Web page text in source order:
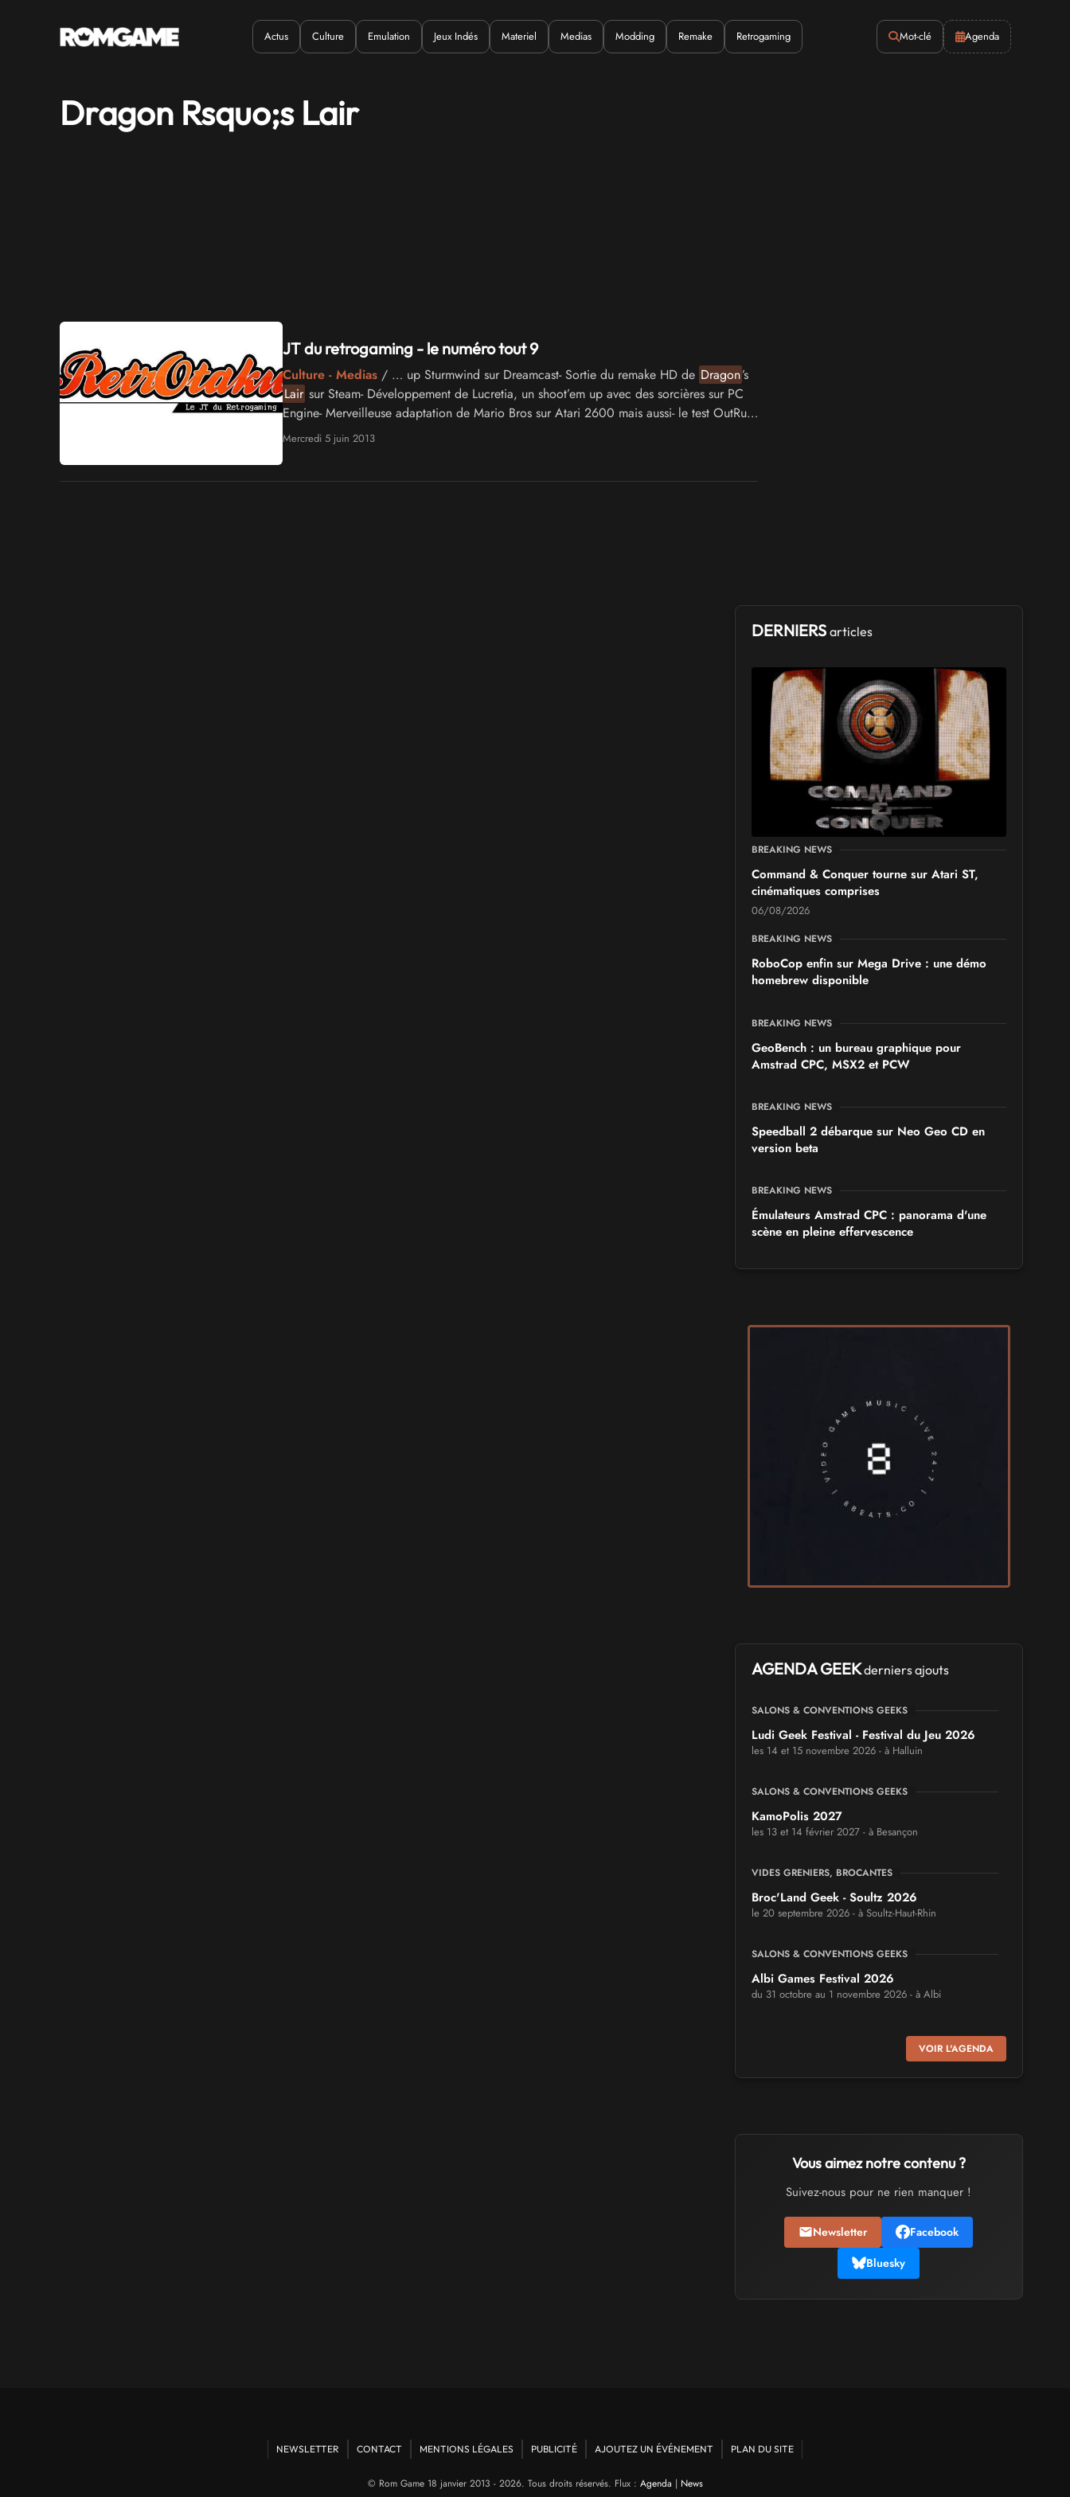
Quand ? Où ? Quoi ?
Actus Culture Emulation Jeux Indés Materiel Medias Modding Remake Retrogaming Mot-clé Agenda
Dragon Rsquo;s Lair
JT du retrogaming - le numéro tout 9
Culture - Medias/ … up Sturmwind sur Dreamcast- Sortie du remake HD de Dragon’s
Lair sur Steam- Développement de Lucretia, un shoot’em up avec des sorcières sur PC
Engine- Merveilleuse adaptation de Mario Bros sur Atari 2600 mais aussi- le test OutRun
2019 sur …
Mercredi 5 juin 2013
DERNIERSarticles
BREAKING NEWS
Command & Conquer tourne sur Atari ST,
cinématiques comprises
06/08/2026
BREAKING NEWS
RoboCop enfin sur Mega Drive : une démo
homebrew disponible
BREAKING NEWS
GeoBench : un bureau graphique pour
Amstrad CPC, MSX2 et PCW
BREAKING NEWS
Speedball 2 débarque sur Neo Geo CD en
version beta
BREAKING NEWS
Émulateurs Amstrad CPC : panorama d'une
scène en pleine effervescence
AGENDA GEEKderniers ajouts
SALONS & CONVENTIONS GEEKS
Ludi Geek Festival - Festival du Jeu 2026
les 14 et 15 novembre 2026 - à Halluin
SALONS & CONVENTIONS GEEKS
KamoPolis 2027
les 13 et 14 février 2027 - à Besançon
VIDES GRENIERS, BROCANTES
Broc'Land Geek - Soultz 2026
le 20 septembre 2026 - à Soultz-Haut-Rhin
SALONS & CONVENTIONS GEEKS
Albi Games Festival 2026
du 31 octobre au 1 novembre 2026 - à Albi
SALONS & CONVENTIONS GEEKS
Virtual Calais - salon du jeu vidéo et des
loisirs numériques 2026
SALONS & CONVENTIONS GEEKS
Trolls et Légendes 2027
du 26 au 28 mars 2027 - à Mons
CULTURE JAPONAISE ET OTAKU
Mang'Azur 2027
les 24 et 25 avril 2027 - à Toulon
SALONS & CONVENTIONS GEEKS
VIDES GRENIERS, BROCANTES
VOIR L'AGENDA
Vous aimez notre contenu ?
Suivez-nous pour ne rien manquer !
Newsletter
Facebook
Bluesky
NEWSLETTER CONTACT MENTIONS LÉGALES PUBLICITÉ AJOUTEZ UN ÉVÉNEMENT PLAN DU SITE
© Rom Game 18 janvier 2013 - 2026. Tous droits réservés. Flux : Agenda | News